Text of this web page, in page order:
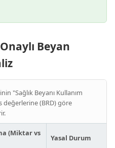
Beyan
"Sağlık Beyanı Kullanım
değerlerine (BRD) göre
(Miktar vs
Yasal Durum